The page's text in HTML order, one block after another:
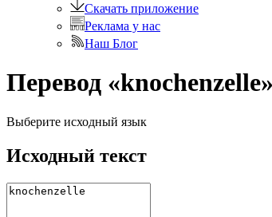
Скачать приложение
Реклама у нас
Наш Блог
Перевод
Выберите исходный язык
Исходный текст